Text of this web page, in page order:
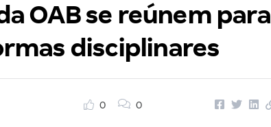
OAB se reúnem para
disciplinares
0 0